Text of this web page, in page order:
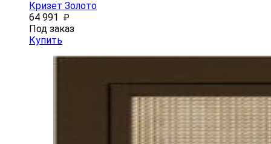
Кризет Золото
64 991
₽
Под заказ
Купить